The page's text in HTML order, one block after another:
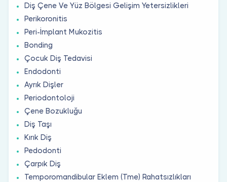
Diş Çene Ve Yüz Bölgesi Gelişim Yetersizlikleri
Perikoronitis
Peri-İmplant Mukozitis
Bonding
Çocuk Diş Tedavisi
Endodonti
Ayrık Dişler
Periodontoloji
Çene Bozukluğu
Diş Taşı
Kırık Diş
Pedodonti
Çarpık Diş
Temporomandibular Eklem (Tme) Rahatsızlıkları